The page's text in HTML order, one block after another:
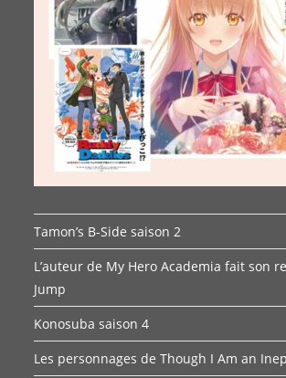
Tamon’s B-Side saison 2
L’auteur de My Hero Academia fait son
Jump
Konosuba saison 4
Les personnages de Though I Am an